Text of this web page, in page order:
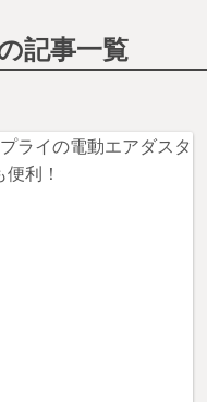
記事一覧